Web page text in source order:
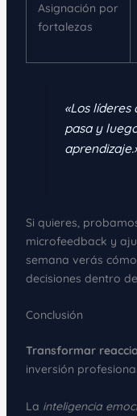
Asignación por
fortalezas
«Los
pasa y
Si quieres,
microfeedback y
semana verás
decisiones dentro
Conclusión
Transformar
inversión
La inteligencia